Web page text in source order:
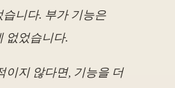
니다. 부가 기능은
없었습니다.
이지 않다면, 기능을 더